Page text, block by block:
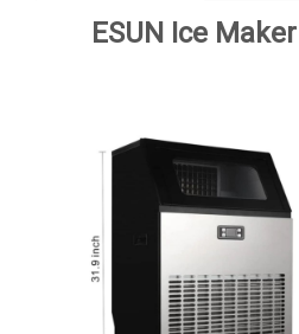
ESUN Ice